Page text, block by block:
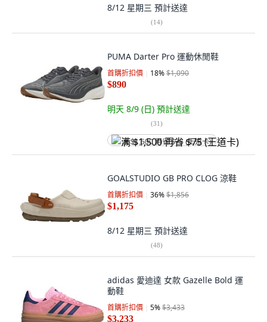
8/12 星期三 預計送達
(14)
PUMA Darter Pro 運動休閒鞋
首購折扣價 18%$1,090
$890
明天 8/9 (日) 預計送達
(31)
满 $1,500 再省 $75 (王道卡)
GOALSTUDIO GB PRO CLOG 涼鞋
首購折扣價 36%$1,856
$1,175
8/12 星期三 預計送達
(48)
adidas 愛迪達 女款 Gazelle Bold 運
動鞋
首購折扣價 5%$3,433
$3,233